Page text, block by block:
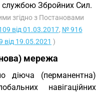
службою Збройних Сил.
згідно з Постановами
від 01.03.2017, № 916
від 19.05.2021 )
мережа
діюча (перманентна)
навігаційних